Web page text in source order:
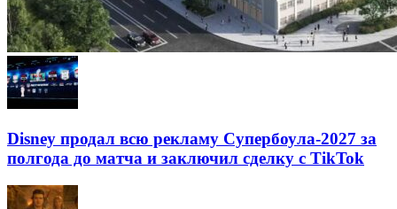
Disney продал всю рекламу Супербоула-2027 за
полгода до матча и заключил сделку с TikTok